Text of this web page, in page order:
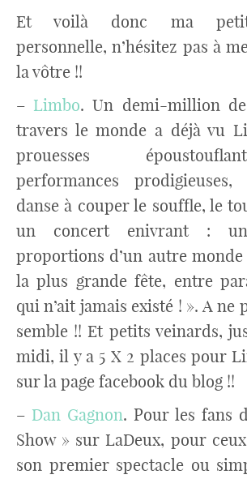
Et voilà donc ma
personnelle, n’hésitez pas à
la vôtre !!
– Limbo. Un demi-million
travers le monde a déjà vu
prouesses
performances
danse à couper le souffle, le
un concert enivrant :
proportions d’un autre monde
la plus grande fête, entre
qui n’ait jamais existé ! ». A ne
semble !! Et petits veinards,
midi, il y a 5 X 2 places pour
sur la page facebook du blog !!
– Dan Gagnon. Pour les fans
Show » sur LaDeux, pour
son premier spectacle ou